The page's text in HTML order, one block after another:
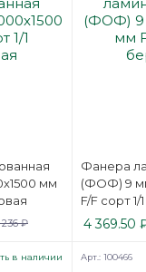
мм
₽
Фанера
(ФОФ) 9
F/F сорт
4 369.50
в наличии Арт.: 100466